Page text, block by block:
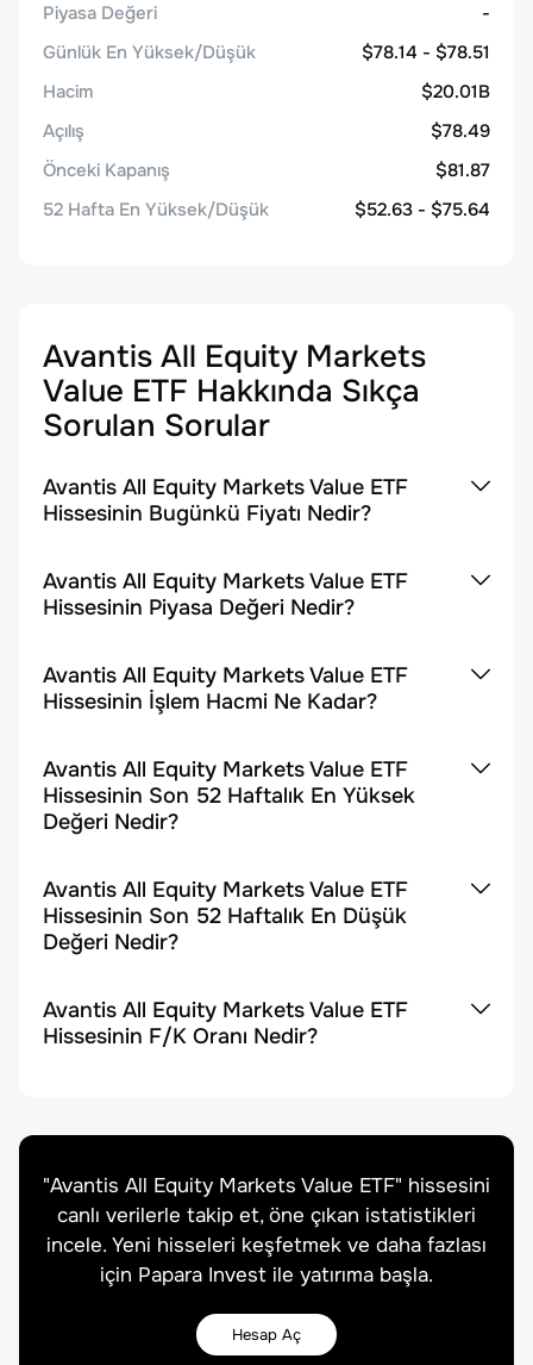
Piyasa Değeri
-
Günlük En Yüksek/Düşük
$78.14 - $78.51
Hacim
$20.01B
Açılış
$78.49
Önceki Kapanış
$81.87
52 Hafta En Yüksek/Düşük
$52.63 - $75.64
Avantis All Equity Markets
Value ETF Hakkında Sıkça
Sorulan Sorular
Avantis All Equity Markets Value ETF
Hissesinin Bugünkü Fiyatı Nedir?
Avantis All Equity Markets Value ETF
Hissesinin Piyasa Değeri Nedir?
Avantis All Equity Markets Value ETF
Hissesinin İşlem Hacmi Ne Kadar?
Avantis All Equity Markets Value ETF
Hissesinin Son 52 Haftalık En Yüksek
Değeri Nedir?
Avantis All Equity Markets Value ETF
Hissesinin Son 52 Haftalık En Düşük
Değeri Nedir?
Avantis All Equity Markets Value ETF
Hissesinin F/K Oranı Nedir?
"Avantis All Equity Markets Value ETF" hissesini
canlı verilerle takip et, öne çıkan istatistikleri
incele. Yeni hisseleri keşfetmek ve daha fazlası
için Papara Invest ile yatırıma başla.
Hesap Aç